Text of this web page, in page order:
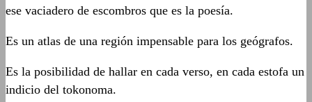
ese vaciadero de escombros que es la poesía.
Es un atlas de una región impensable para los geógrafos.
Es la posibilidad de hallar en cada verso, en cada estofa un
indicio del tokonoma.